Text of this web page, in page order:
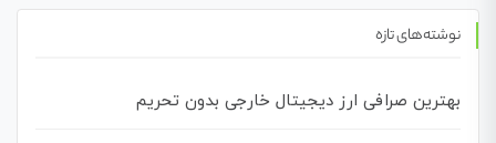
نوشته‌های تازه
بهترین صرافی ارز دیجیتال خارجی بدون تحریم